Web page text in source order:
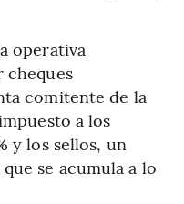
operativa
cheques
comitente de la
a los
y los sellos, un
se acumula a lo